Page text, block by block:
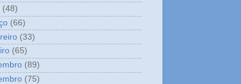
(48)
(66)
(33)
(65)
(89)
(75)